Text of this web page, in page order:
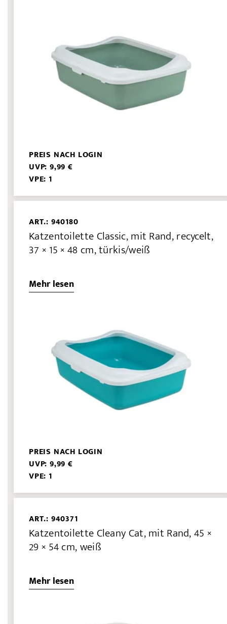
PREIS NACH LOGIN
UVP: 9,99 €
VPE: 1
ART.: 940180
Katzentoilette Classic, mit Rand, recycelt,
37 × 15 × 48 cm, türkis/weiß
Mehr lesen
PREIS NACH LOGIN
UVP: 9,99 €
VPE: 1
ART.: 940371
Katzentoilette Cleany Cat, mit Rand, 45 ×
29 × 54 cm, weiß
Mehr lesen